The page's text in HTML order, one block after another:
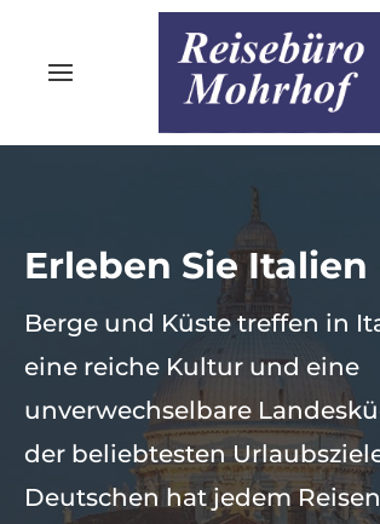
Erleben Sie Italien
Berge und Küste treffen in
eine reiche Kultur und eine
unverwechselbare
der beliebtesten
Deutschen hat jedem